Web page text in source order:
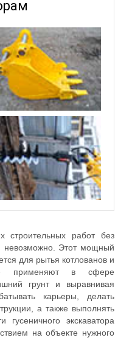
строительных работ без
невозможно. Этот мощный
для рытья котлованов и
применяют в сфере
грунт и выравнивая
карьеры, делать
а также выполнять
экскаватора
на объекте нужного